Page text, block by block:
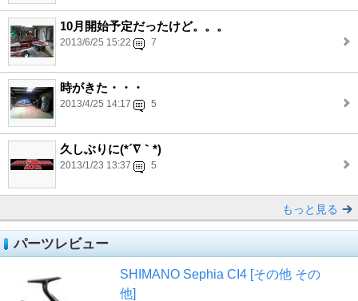
10月開始予定だったけど。。。
2013/6/25 15:22 7
時がきた・・・
2013/4/25 14:17 5
久しぶりに(*´∇｀*)
2013/1/23 13:37 5
もっと見る
パーツレビュー
SHIMANO Sephia CI4 [その他 その
他]